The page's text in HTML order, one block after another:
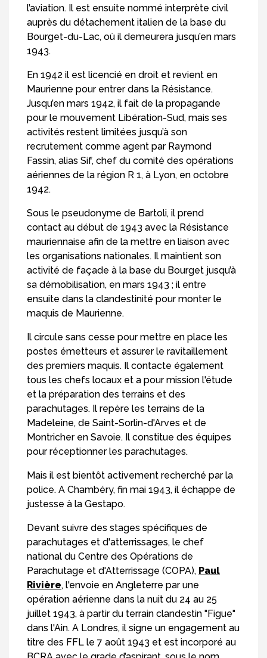
l’aviation. Il est ensuite nommé interprète civil
auprès du détachement italien de la base du
Bourget-du-Lac, où il demeurera jusqu’en mars
1943.
En 1942 il est licencié en droit et revient en
Maurienne pour entrer dans la Résistance.
Jusqu’en mars 1942, il fait de la propagande
pour le mouvement Libération-Sud, mais ses
activités restent limitées jusqu’à son
recrutement comme agent par Raymond
Fassin, alias Sif, chef du comité des opérations
aériennes de la région R 1, à Lyon, en octobre
1942.
Sous le pseudonyme de Bartoli, il prend
contact au début de 1943 avec la Résistance
mauriennaise afin de la mettre en liaison avec
les organisations nationales. Il maintient son
activité de façade à la base du Bourget jusqu’à
sa démobilisation, en mars 1943 ; il entre
ensuite dans la clandestinité pour monter le
maquis de Maurienne.
Il circule sans cesse pour mettre en place les
postes émetteurs et assurer le ravitaillement
des premiers maquis. Il contacte également
tous les chefs locaux et a pour mission l'étude
et la préparation des terrains et des
parachutages. Il repère les terrains de la
Madeleine, de Saint-Sorlin-d'Arves et de
Montricher en Savoie. Il constitue des équipes
pour réceptionner les parachutages.
Mais il est bientôt activement recherché par la
police. A Chambéry, fin mai 1943, il échappe de
justesse à la Gestapo.
Devant suivre des stages spécifiques de
parachutages et d'atterrissages, le chef
national du Centre des Opérations de
Parachutage et d'Atterrissage (COPA), Paul
Rivière, l'envoie en Angleterre par une
opération aérienne dans la nuit du 24 au 25
juillet 1943, à partir du terrain clandestin "Figue"
dans l'Ain. A Londres, il signe un engagement au
titre des FFL le 7 août 1943 et est incorporé au